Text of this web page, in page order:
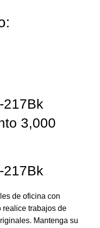
217Bk
3,000
217Bk
de oficina con
realice trabajos de
Mantenga su